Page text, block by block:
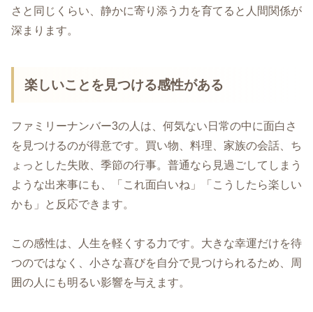
さと同じくらい、静かに寄り添う力を育てると人間関係が
深まります。
楽しいことを見つける感性がある
ファミリーナンバー3の人は、何気ない日常の中に面白さ
を見つけるのが得意です。買い物、料理、家族の会話、ち
ょっとした失敗、季節の行事。普通なら見過ごしてしまう
ような出来事にも、「これ面白いね」「こうしたら楽しい
かも」と反応できます。
この感性は、人生を軽くする力です。大きな幸運だけを待
つのではなく、小さな喜びを自分で見つけられるため、周
囲の人にも明るい影響を与えます。